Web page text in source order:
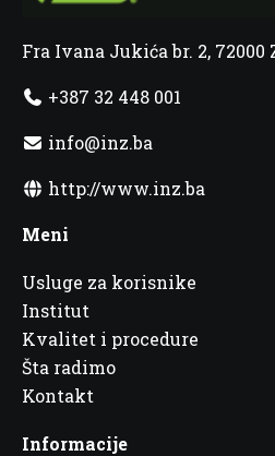
Fra Ivana Jukića br. 2, 72000
+387 32 448 001
info@inz.ba
http://www.inz.ba
Meni
Usluge za korisnike
Institut
Kvalitet i procedure
Šta radimo
Kontakt
Informacije